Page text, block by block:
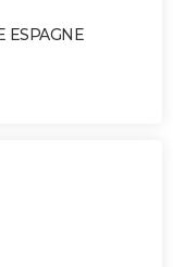
ESPAGNE